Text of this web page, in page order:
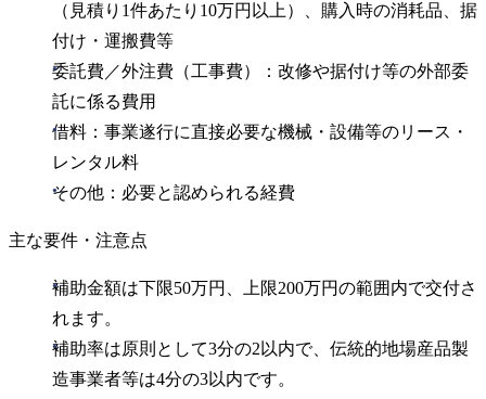
（見積り1件あたり10万円以上）、購入時の消耗品、据
付け・運搬費等
委託費／外注費（工事費）：改修や据付け等の外部委
託に係る費用
借料：事業遂行に直接必要な機械・設備等のリース・
レンタル料
その他：必要と認められる経費
主な要件・注意点
補助金額は下限50万円、上限200万円の範囲内で交付さ
れます。
補助率は原則として3分の2以内で、伝統的地場産品製
造事業者等は4分の3以内です。